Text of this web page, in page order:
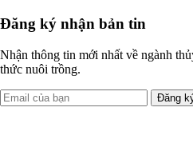
Đăng ký nhận bản tin
Nhận thông tin mới nhất về ngành
thức nuôi trồng.
Đăng